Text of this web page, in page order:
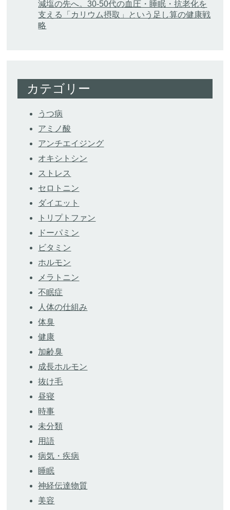
減塩の先へ。30-50代の血圧・睡眠・抗老化を
支える「カリウム摂取」という足し算の健康戦
略
カテゴリー
うつ病
アミノ酸
アンチエイジング
オキシトシン
ストレス
セロトニン
ダイエット
トリプトファン
ドーパミン
ビタミン
ホルモン
メラトニン
不眠症
人体の仕組み
体臭
健康
加齢臭
成長ホルモン
抜け毛
昼寝
時事
未分類
用語
病気・疾病
睡眠
神経伝達物質
美容